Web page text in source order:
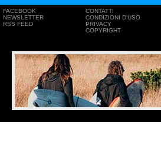
FACEBOOK
NEWSLETTER
RSS FEED
CONTATTI
CONDIZIONI D'USO
PRIVACY
COPYRIGHT